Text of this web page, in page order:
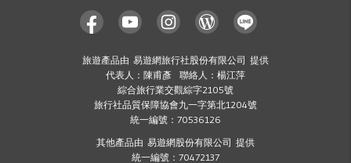
旅遊產品由 易遊網旅行社股份有限公司 提供
代表人：陳甫彥 聯絡人：楊江萍
綜合旅行業交觀綜字2105號
旅行社品質保障協會九一字第北1204號
統一編號：70536126
其他產品由 易遊網股份有限公司 提供
統一編號：70472137